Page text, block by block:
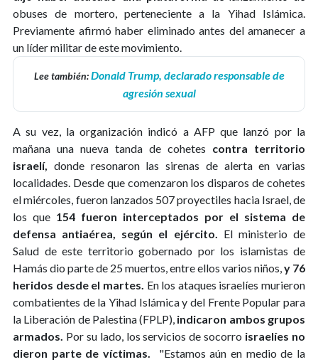
obuses de mortero, perteneciente a la Yihad Islámica.
Previamente afirmó haber eliminado antes del amanecer a
un líder militar de este movimiento.
Lee también:Donald Trump, declarado responsable de
agresión sexual
A su vez, la organización indicó a AFP que lanzó por la
mañana una nueva tanda de cohetes contra territorio
israelí, donde resonaron las sirenas de alerta en varias
localidades. Desde que comenzaron los disparos de cohetes
el miércoles, fueron lanzados 507 proyectiles hacia Israel, de
los que 154 fueron interceptados por el sistema de
defensa antiaérea, según el ejército. El ministerio de
Salud de este territorio gobernado por los islamistas de
Hamás dio parte de 25 muertos, entre ellos varios niños,y 76
heridos desde el martes. En los ataques israelíes murieron
combatientes de la Yihad Islámica y del Frente Popular para
la Liberación de Palestina (FPLP), indicaron ambos grupos
armados. Por su lado, los servicios de socorro israelíes no
dieron parte de víctimas.
"Estamos aún en medio de la